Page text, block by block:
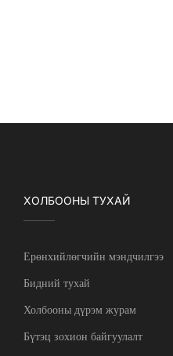
ХОЛБООНЫ ТУХАЙ
Ерөнхийлөгчийн мэндчилгээ
Бидний тухай
Холбооны дүрэм журам
Бүтэц зохион байгуулалт